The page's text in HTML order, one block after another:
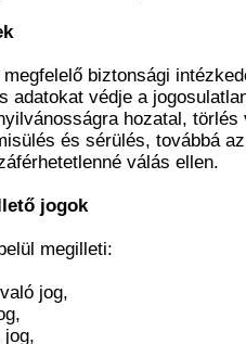
biztonsági
adatokat védje a
hozatal,
és sérülés, továbbá
válás ellen.
jogok
megilleti:
jog,
jog,